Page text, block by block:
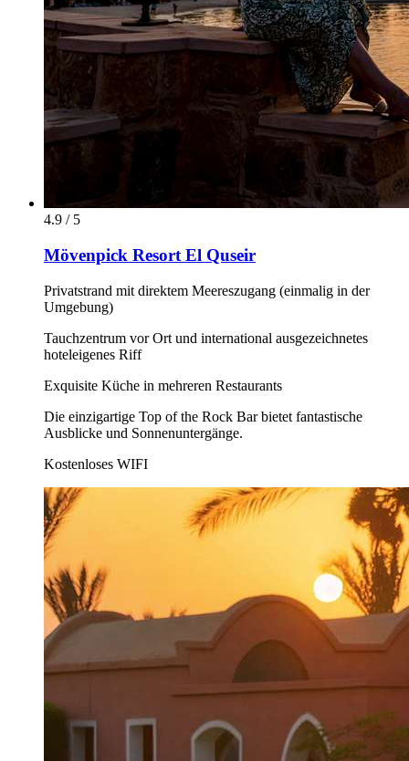
4.9 / 5
Mövenpick Resort El Quseir
Privatstrand mit direktem Meereszugang (einmalig in der
Umgebung)
Tauchzentrum vor Ort und international ausgezeichnetes
hoteleigenes Riff
Exquisite Küche in mehreren Restaurants
Die einzigartige Top of the Rock Bar bietet fantastische
Ausblicke und Sonnenuntergänge.
Kostenloses WIFI